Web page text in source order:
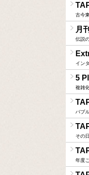
古今
月
伝説
イン
5
複雑
バブ
その
年度